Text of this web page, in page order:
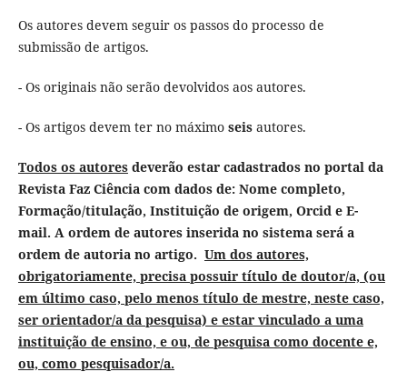
Os autores devem seguir os passos do processo de
submissão de artigos.
- Os originais não serão devolvidos aos autores.
- Os artigos devem ter no máximo seisautores.
Todos os autoresdeverão estar cadastrados no portal da
Revista Faz Ciência com dados de: Nome completo,
Formação/titulação, Instituição de origem, Orcid e E-
mail. A ordem de autores inserida no sistema será a
ordem de autoria no artigo. Um dos autores,
obrigatoriamente, precisa possuir título de doutor/a, (ou
em último caso, pelo menos título de mestre, neste caso,
ser orientador/a da pesquisa) e estar vinculado a uma
instituição de ensino, e ou, de pesquisa como docente e,
ou, como pesquisador/a.